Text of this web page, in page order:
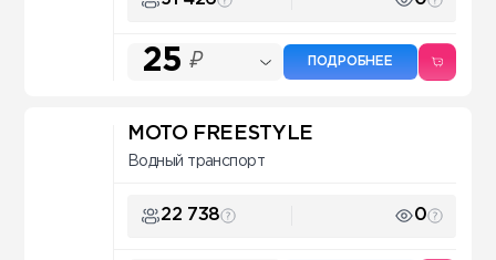
25 ₽ ПОДРОБНЕЕ
MOTO FREESTYLE
Водный транспорт
22 738 0